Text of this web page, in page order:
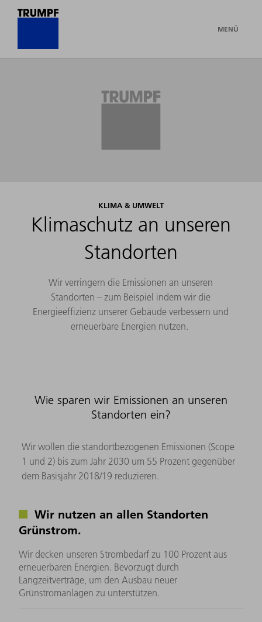
MENÜ
KLIMA & UMWELT
Klimaschutz an unseren
Standorten
Wir verringern die Emissionen an unseren
Standorten – zum Beispiel indem wir die
Energieeffizienz unserer Gebäude verbessern und
erneuerbare Energien nutzen.
Wie sparen wir Emissionen an unseren
Standorten ein?
Wir wollen die standortbezogenen Emissionen (Scope
1 und 2) bis zum Jahr 2030 um 55 Prozent gegenüber
dem Basisjahr 2018/19 reduzieren.
Wir nutzen an allen Standorten
Grünstrom.
Wir decken unseren Strombedarf zu 100 Prozent aus
erneuerbaren Energien. Bevorzugt durch
Langzeitverträge, um den Ausbau neuer
Grünstromanlagen zu unterstützen.